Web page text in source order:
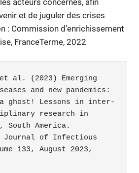
et de juguler des crises
: Commission d’enrichissement
FranceTerme, 2022
al. (2023) Emerging
and new pandemics:
ghost! Lessons in inter-
research in
South America.
Journal of Infectious
133, August 2023,